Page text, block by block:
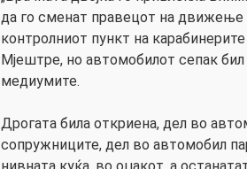
да го сменат правецот на движење
контролниот пункт на
Мјештре, но автомобилот сепак бил
медиумите.
Дрогата била откриена, дел во
сопружниците, дел во автомобил